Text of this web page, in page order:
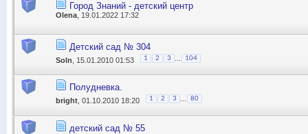
Город Знаний - детский центр
Olena, 19.01.2022 17:32
Детский сад № 304
Soln , 15.01.2010 01:53 1 2 3 104
Полудневка.
bright , 01.10.2010 18:20 1 2 3 80
детский сад № 55